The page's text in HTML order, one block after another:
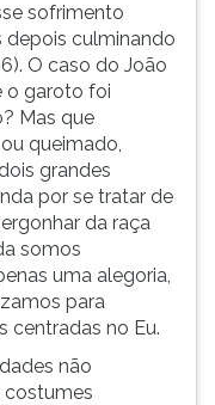
sofrimento
depois culminando
O caso do João
o garoto foi
Mas que
queimado,
grandes
por se tratar de
da raça
somos
uma alegoria,
para
centradas no Eu.
não
costumes